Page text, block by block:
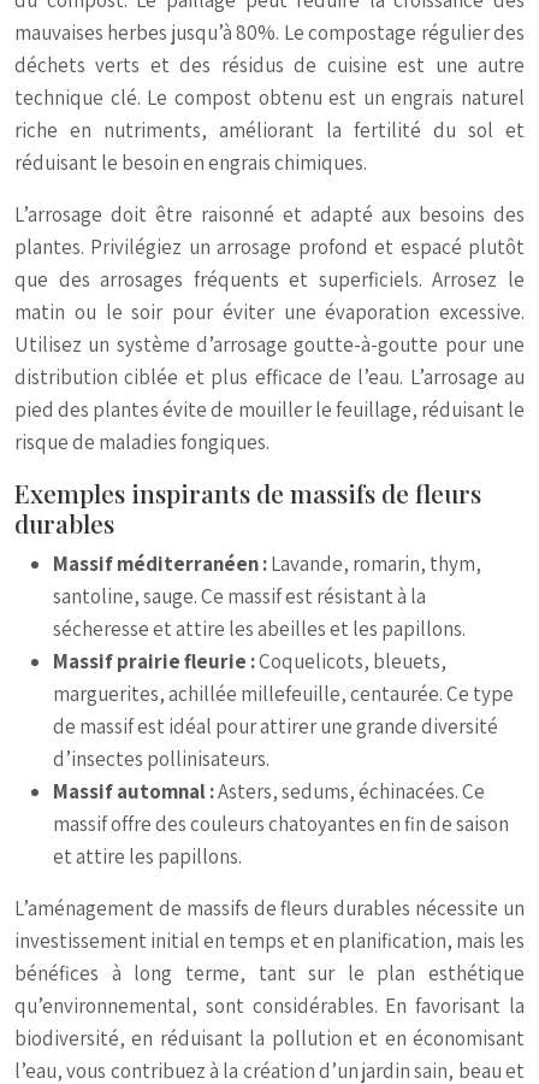
mauvaises herbes jusqu’à 80%. Le compostage régulier des
déchets verts et des résidus de cuisine est une autre
technique clé. Le compost obtenu est un engrais naturel
riche en nutriments, améliorant la fertilité du sol et
réduisant le besoin en engrais chimiques.
L’arrosage doit être raisonné et adapté aux besoins des
plantes. Privilégiez un arrosage profond et espacé plutôt
que des arrosages fréquents et superficiels. Arrosez le
matin ou le soir pour éviter une évaporation excessive.
Utilisez un système d’arrosage goutte-à-goutte pour une
distribution ciblée et plus efficace de l’eau. L’arrosage au
pied des plantes évite de mouiller le feuillage, réduisant le
risque de maladies fongiques.
Exemples inspirants de massifs de fleurs
durables
Massif méditerranéen :Lavande, romarin, thym,
santoline, sauge. Ce massif est résistant à la
sécheresse et attire les abeilles et les papillons.
Massif prairie fleurie :Coquelicots, bleuets,
marguerites, achillée millefeuille, centaurée. Ce type
de massif est idéal pour attirer une grande diversité
d’insectes pollinisateurs.
Massif automnal :Asters, sedums, échinacées. Ce
massif offre des couleurs chatoyantes en fin de saison
et attire les papillons.
L’aménagement de massifs de fleurs durables nécessite un
investissement initial en temps et en planification, mais les
bénéfices à long terme, tant sur le plan esthétique
qu’environnemental, sont considérables. En favorisant la
biodiversité, en réduisant la pollution et en économisant
l’eau, vous contribuez à la création d’un jardin sain, beau et